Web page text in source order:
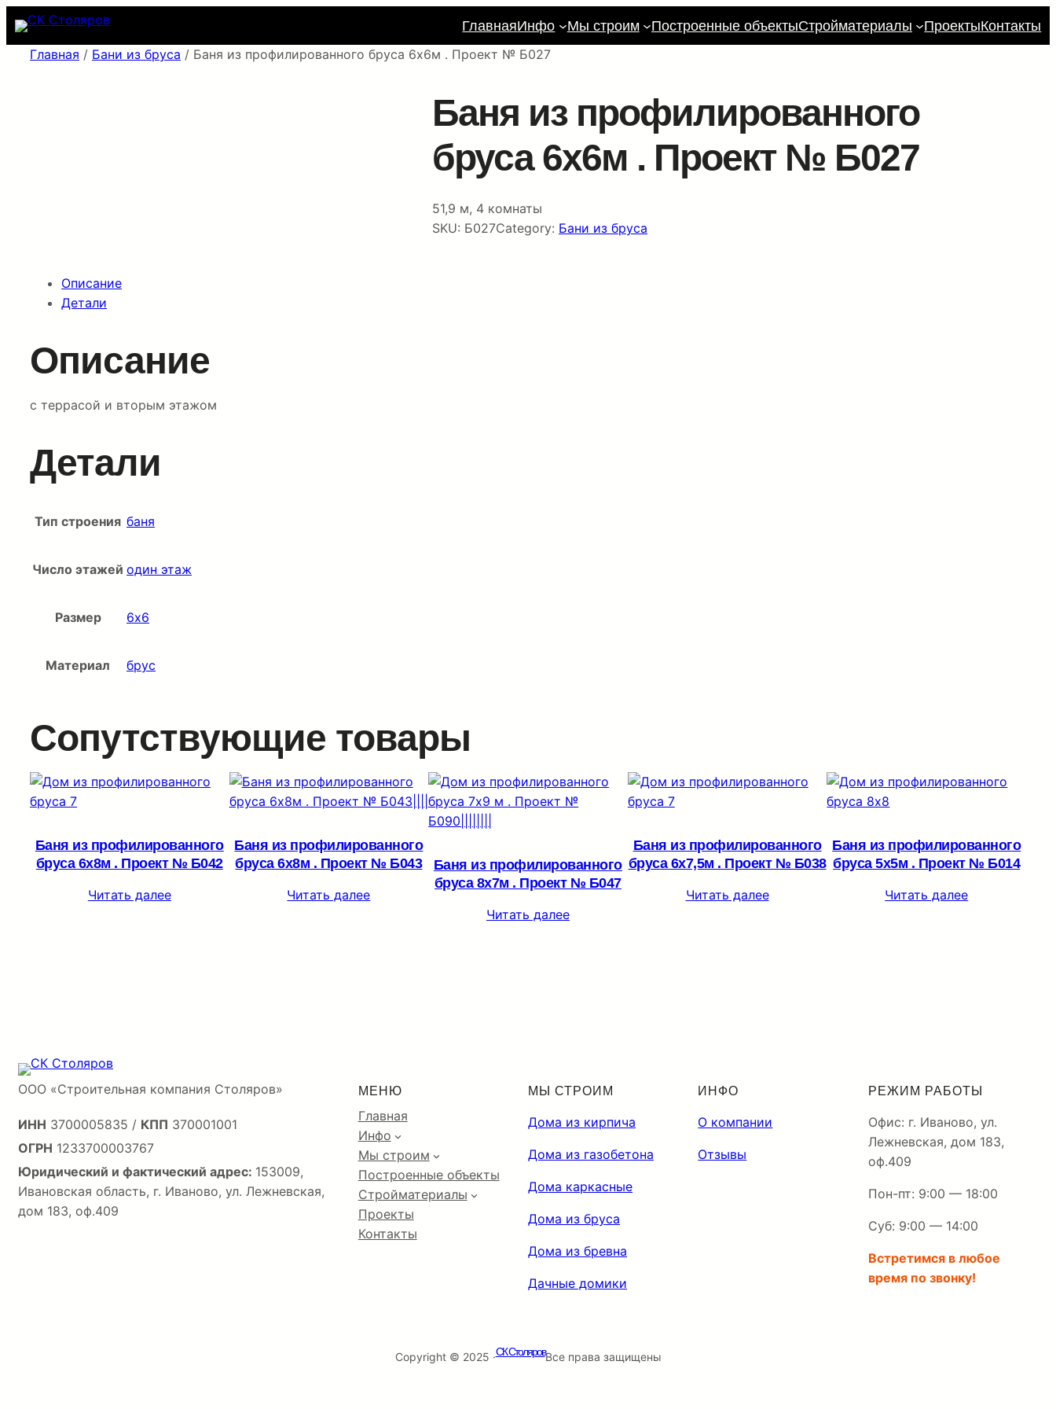
Перейти
содержимому
ГлавнаяИнфо Мы строим Построенные объектыСтройматериалы ПроектыКонтакты
Главная / Бани из бруса / Баня из профилированного бруса 6х6м . Проект № Б027
Баня из профилированного
бруса 6х6м . Проект № Б027
51,9 м, 4 комнаты
SKU: Б027Category: Бани из бруса
Описание
Детали
Описание
с террасой и вторым этажом
Детали
Тип строения баня
Число этажей один этаж
Размер 6х6
Материал брус
Сопутствующие товары
Баня из профилированного
бруса 6х8м . Проект № Б042
Читать далее
Баня из профилированного
бруса 6х8м . Проект № Б043
Читать далее
Баня из профилированного
бруса 8х7м . Проект № Б047
Читать далее
Баня из профилированного
бруса 6х7,5м . Проект № Б038
Читать далее
Баня из профилированного
бруса 5х5м . Проект № Б014
Читать далее
ООО «Строительная компания Столяров»
ИНН 3700005835 / КПП 370001001
ОГРН 1233700003767
Юридический и фактический адрес: 153009,
Ивановская область, г. Иваново, ул. Лежневская,
дом 183, оф.409
МЕНЮ
Главная
Инфо
Мы строим
Построенные объекты
Стройматериалы
Проекты
Контакты
МЫ СТРОИМ
Дома из кирпича
Дома из газобетона
Дома каркасные
Дома из бруса
Дома из бревна
Дачные домики
ИНФО
О компании
Отзывы
РЕЖИМ РАБОТЫ
Офис: г. Иваново, ул.
Лежневская, дом 183,
оф.409
Пон-пт: 9:00 — 18:00
Суб: 9:00 — 14:00
Встретимся в любое
время по звонку!
Copyright © 2025 ·СК СтоляровВсе права защищены